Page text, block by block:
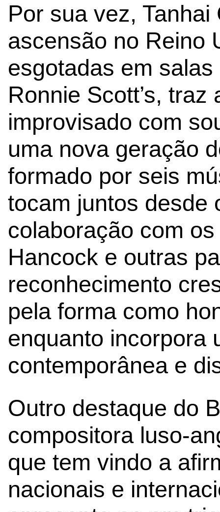
Por sua vez,
ascensão no Reino
esgotadas em
Ronnie Scott’s,
improvisado com
uma nova geração
formado por seis
tocam juntos desde
colaboração com
Hancock e outras
reconhecimento
pela forma como
enquanto incorpora
contemporânea e
Outro destaque do
compositora luso-
que tem vindo a
nacionais e